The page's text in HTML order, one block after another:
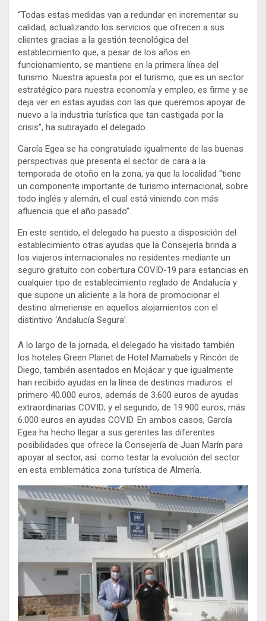
“Todas estas medidas van a redundar en incrementar su
calidad, actualizando los servicios que ofrecen a sus
clientes gracias a la gestión tecnológica del
establecimiento que, a pesar de los años en
funcionamiento, se mantiene en la primera línea del
turismo. Nuestra apuesta por el turismo, que es un sector
estratégico para nuestra economía y empleo, es firme y se
deja ver en estas ayudas con las que queremos apoyar de
nuevo a la industria turística que tan castigada por la
crisis”, ha subrayado el delegado.
García Egea se ha congratulado igualmente de las buenas
perspectivas que presenta el sector de cara a la
temporada de otoño en la zona, ya que la localidad “tiene
un componente importante de turismo internacional, sobre
todo inglés y alemán, el cual está viniendo con más
afluencia que el año pasado”.
En este sentido, el delegado ha puesto a disposición del
establecimiento otras ayudas que la Consejería brinda a
los viajeros internacionales no residentes mediante un
seguro gratuito con cobertura COVID-19 para estancias en
cualquier tipo de establecimiento reglado de Andalucía y
que supone un aliciente a la hora de promocionar el
destino almeriense en aquellos alojamientos con el
distintivo ‘Andalucía Segura’.
A lo largo de la jornada, el delegado ha visitado también
los hoteles Green Planet de Hotel Mamabels y Rincón de
Diego, también asentados en Mojácar y que igualmente
han recibido ayudas en la línea de destinos maduros: el
primero 40.000 euros, además de 3.600 euros de ayudas
extraordinarias COVID; y el segundo, de 19.900 euros, más
6.000 euros en ayudas COVID. En ambos casos, García
Egea ha hecho llegar a sus gerentes las diferentes
posibilidades que ofrece la Consejería de Juan Marín para
apoyar al sector, así como testar la evolución del sector
en esta emblemática zona turística de Almería.